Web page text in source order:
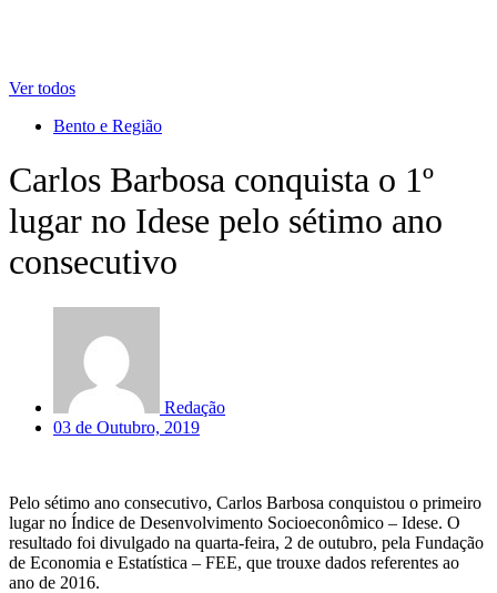
Ver todos
Bento e Região
Carlos Barbosa conquista o 1º
lugar no Idese pelo sétimo ano
consecutivo
Redação
03 de Outubro, 2019
Pelo sétimo ano consecutivo, Carlos Barbosa conquistou o primeiro
lugar no Índice de Desenvolvimento Socioeconômico – Idese. O
resultado foi divulgado na quarta-feira, 2 de outubro, pela Fundação
de Economia e Estatística – FEE, que trouxe dados referentes ao
ano de 2016.